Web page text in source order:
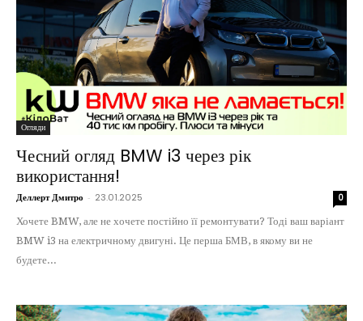
Огляди
Чесний огляд BMW i3 через рік
використання!
Деллерт Дмитро - 23.01.2025
0
Хочете BMW, але не хочете постійно її ремонтувати? Тоді ваш варіант
BMW i3 на електричному двигуні. Це перша БМВ, в якому ви не
будете...